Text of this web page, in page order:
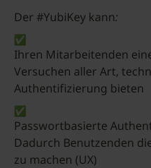
Der #YubiKey kann:
Ihren Mitarbeitenden
Versuchen aller Art,
Authentifizierung bieten
Passwortbasierte
Dadurch Benutzenden
zu machen (UX)